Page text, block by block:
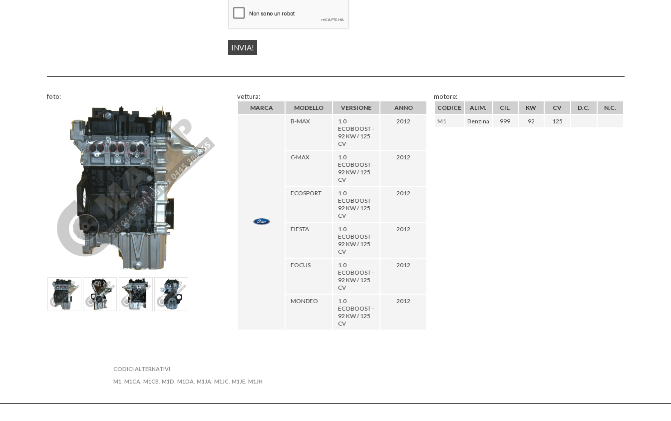
foto: vettura:
MARCA MODELLO VERSIONE
ANNO
B-MAX
1.0
ECOBOOST -
92 KW / 125
CV
2012
C-MAX
1.0
ECOBOOST -
92 KW / 125
CV
2012
ECOSPORT
1.0
ECOBOOST -
92 KW / 125
CV
2012
FIESTA
1.0
ECOBOOST -
92 KW / 125
CV
2012
FOCUS
1.0
ECOBOOST -
92 KW / 125
CV
2012
MONDEO
1.0
ECOBOOST -
92 KW / 125
CV
2012
motore:
CODICE ALIM. CIL. KW CV D.C.
N.C.
M1
Benzina 999 92 125
CODICI ALTERNATIVI
M1
M1CA M1CB M1D M1DA M1JA M1JC M1JE M1JH